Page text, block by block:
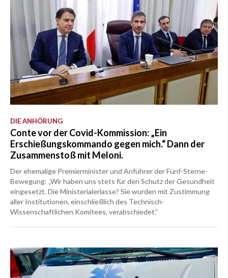
DIE ANHÖRUNG
Conte vor der Covid-Kommission: „Ein
Erschießungskommando gegen mich.“ Dann der
Zusammenstoß mit Meloni.
Der ehemalige Premierminister und Anführer der Fünf-Sterne-
Bewegung: „Wir haben uns stets für den Schutz der Gesundheit
eingesetzt. Die Ministerialerlasse? Sie wurden mit Zustimmung
aller Institutionen, einschließlich des Technisch-
Wissenschaftlichen Komitees, verabschiedet.“